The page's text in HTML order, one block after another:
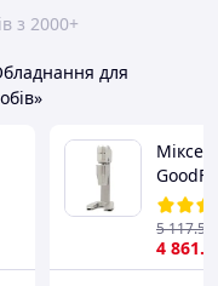
з 2000+
для
4 861
5 117.50